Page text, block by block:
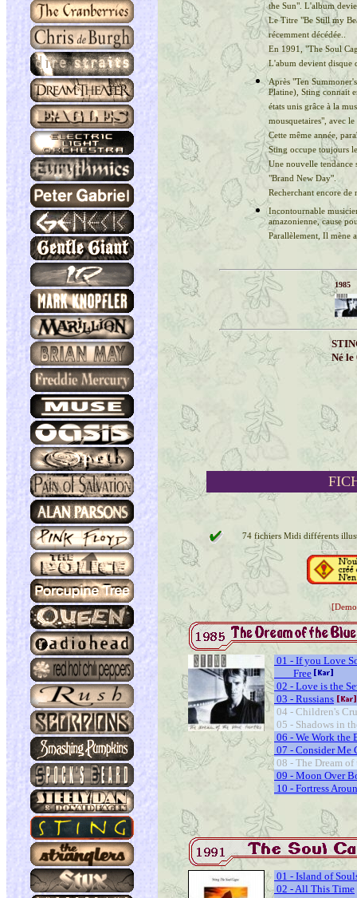
the Sun". L'album
Le Titre "Be Still my
récemment décédée..
En 1991, "The Soul
L'abum devient disque
Après "Ten
Platine), Sting connait
états unis grâce à la
mousquetaires", avec
Cette même année,
Sting occupe toujours
Une nouvelle
"Brand New Day".
Recherchant encore
Incontournable
amazonienne, cause
Parallèlement, Il mène
1985
Né le
74 fichiers Midi différents
01 - If you Love
Free
02 - Love is the
03 - Russians
04 - Children's
05 - Shadows in
06 - We Work the
07 - Consider Me
08 - The Dream
09 - Moon Over
10 - Fortress
01 - Island of
02 - All This Time